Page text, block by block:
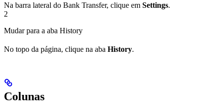
Na barra lateral do Bank Transfer, clique em Settings.
2
Mudar para a aba History
No topo da página, clique na aba History.
Colunas